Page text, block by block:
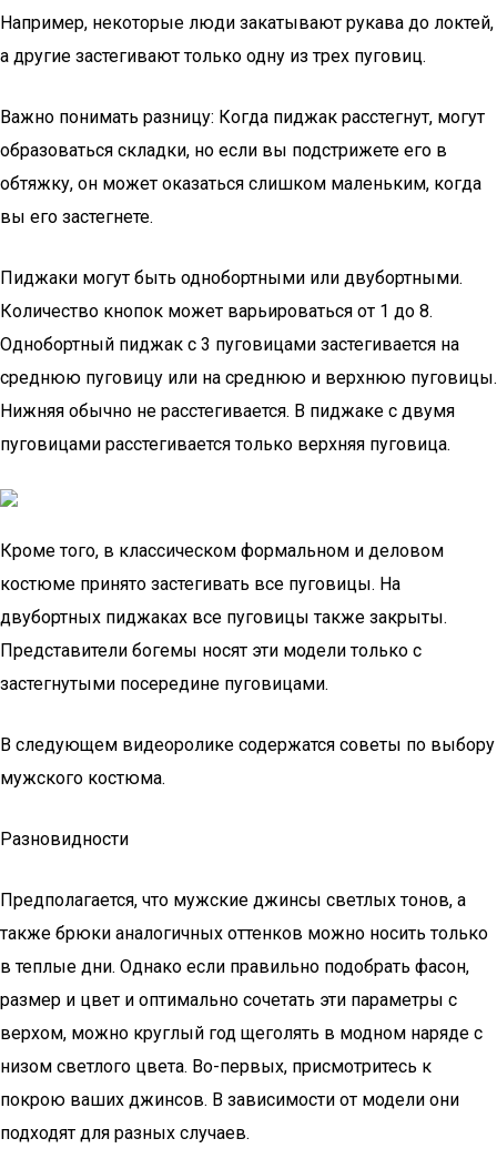
Например, некоторые люди закатывают рукава до локтей,
а другие застегивают только одну из трех пуговиц.
Важно понимать разницу: Когда пиджак расстегнут, могут
образоваться складки, но если вы подстрижете его в
обтяжку, он может оказаться слишком маленьким, когда
вы его застегнете.
Пиджаки могут быть однобортными или двубортными.
Количество кнопок может варьироваться от 1 до 8.
Однобортный пиджак с 3 пуговицами застегивается на
среднюю пуговицу или на среднюю и верхнюю пуговицы.
Нижняя обычно не расстегивается. В пиджаке с двумя
пуговицами расстегивается только верхняя пуговица.
Кроме того, в классическом формальном и деловом
костюме принято застегивать все пуговицы. На
двубортных пиджаках все пуговицы также закрыты.
Представители богемы носят эти модели только с
застегнутыми посередине пуговицами.
В следующем видеоролике содержатся советы по выбору
мужского костюма.
Разновидности
Предполагается, что мужские джинсы светлых тонов, а
также брюки аналогичных оттенков можно носить только
в теплые дни. Однако если правильно подобрать фасон,
размер и цвет и оптимально сочетать эти параметры с
верхом, можно круглый год щеголять в модном наряде с
низом светлого цвета. Во-первых, присмотритесь к
покрою ваших джинсов. В зависимости от модели они
подходят для разных случаев.